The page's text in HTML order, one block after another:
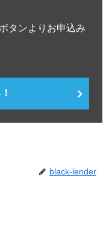
タンよりお申込み
black-lender